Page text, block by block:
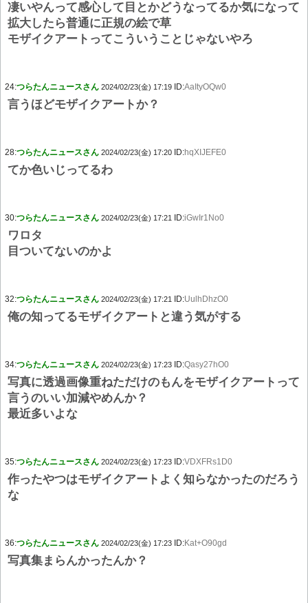
凄いやんって感心して目とかどうなってるか気になって
拡大したら普通に正規の絵で草
モザイクアートってこういうことじゃないやろ
24:つらたんニュースさん 2024/02/23(金) 17:19 ID:AaItyOQw0
言うほどモザイクアートか？
28:つらたんニュースさん 2024/02/23(金) 17:20 ID:hqXIJEFE0
てか色いじってるわ
30:つらたんニュースさん 2024/02/23(金) 17:21 ID:iGwIr1No0
ワロタ
目ついてないのかよ
32:つらたんニュースさん 2024/02/23(金) 17:21 ID:UulhDhzO0
俺の知ってるモザイクアートと違う気がする
34:つらたんニュースさん 2024/02/23(金) 17:23 ID:Qasy27hO0
写真に透過画像重ねただけのもんをモザイクアートって
言うのいい加減やめんか？
最近多いよな
35:つらたんニュースさん 2024/02/23(金) 17:23 ID:VDXFRs1D0
作ったやつはモザイクアートよく知らなかったのだろう
な
36:つらたんニュースさん 2024/02/23(金) 17:23 ID:Kat+O90gd
写真集まらんかったんか？